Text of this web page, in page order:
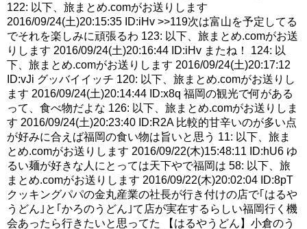
122: 以下、旅まとめ.comがお送りします
2016/09/24(土)20:15:35 ID:iHv >>119次は富山を予定してる
でそれを楽しみに頑張るわ 123: 以下、旅まとめ.comがお送
りします 2016/09/24(土)20:16:44 ID:iHv またね！ 124: 以
下、旅まとめ.comがお送りします 2016/09/24(土)20:17:12
ID:vJi グッバイイッチ 120: 以下、旅まとめ.comがお送りし
ます 2016/09/24(土)20:14:44 ID:x8q 福岡の観光で何がある
って、食べ物だよな 126: 以下、旅まとめ.comがお送りしま
す 2016/09/24(土)20:23:40 ID:R2A 比較的甘辛いのが多い点
が好みに合えば福岡の食い物は旨いと思う 11: 以下、旅ま
とめ.comがお送りします 2016/09/22(木)15:48:11 ID:hU6 ゆ
るい麺が好きな人にとっては天下やで福岡は 58: 以下、旅
まとめ.comがお送りします 2016/09/22(木)20:02:04 ID:8pT
クッキングパパの金丸産業の社長が行き付けの店で｢はるや
うどん｣と｢かろのうどん｣て店が実在するらしい福岡行く機
会あったら行きたいと思ってた 【はるやうどん】小倉のう